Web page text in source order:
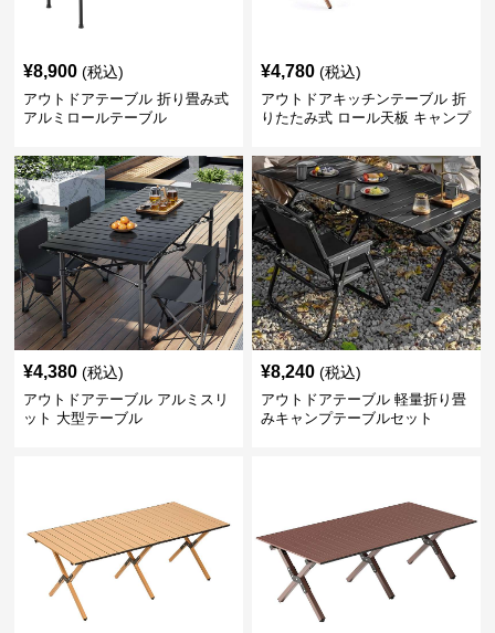
¥8,900 (税込)
アウトドアテーブル 折り畳み式
アルミロールテーブル
¥4,780 (税込)
アウトドアキッチンテーブル 折
りたたみ式 ロール天板 キャンプ
¥4,380 (税込)
アウトドアテーブル アルミスリ
ット 大型テーブル
¥8,240 (税込)
アウトドアテーブル 軽量折り畳
みキャンプテーブルセット